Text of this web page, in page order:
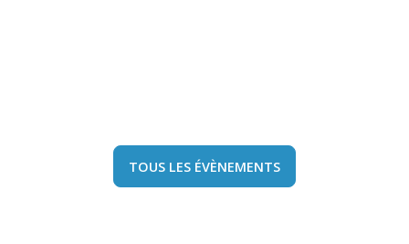
TOUS LES ÉVÈNEMENTS